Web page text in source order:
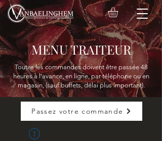
MENU TRAITEUR
Toutes les commandes doivent être passée 48
heures à l'avance, en ligne, par téléphone ou en
magasin, (sauf buffets, délai plus important).
Passez votre commande